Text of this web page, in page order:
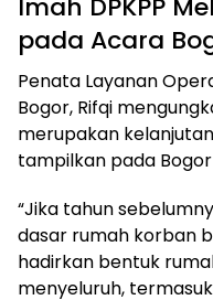
Imah DPKPP
pada Acara
Penata Layanan
Bogor, Rifqi
merupakan
tampilkan pada Bogor
“Jika tahun
dasar rumah korban
hadirkan bentuk
menyeluruh,